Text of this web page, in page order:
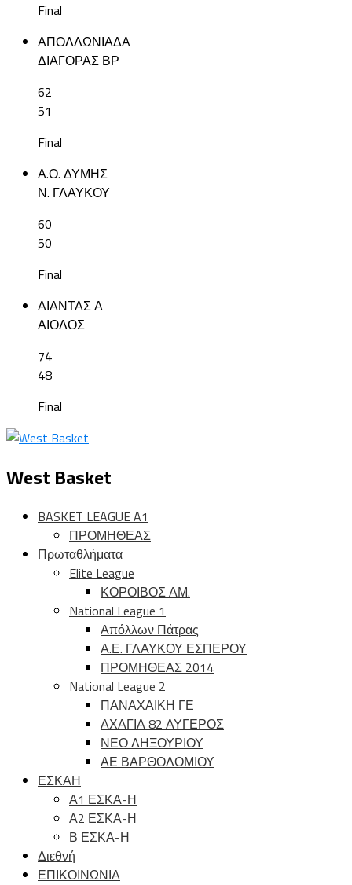
Final
ΑΠΟΛΛΩΝΙΑΔΑ
ΔΙΑΓΟΡΑΣ ΒΡ
62
51
Final
Α.Ο. ΔΥΜΗΣ
Ν. ΓΛΑΥΚΟΥ
60
50
Final
ΑΙΑΝΤΑΣ Α
ΑΙΟΛΟΣ
74
48
Final
West Basket
BASKET LEAGUE A1
ΠΡΟΜΗΘΕΑΣ
Πρωταθλήματα
Elite League
ΚΟΡΟΙΒΟΣ ΑΜ.
National League 1
Απόλλων Πάτρας
Α.Ε. ΓΛΑΥΚΟΥ ΕΣΠΕΡΟΥ
ΠΡΟΜΗΘΕΑΣ 2014
National League 2
ΠΑΝΑΧΑΙΚΗ ΓΕ
ΑΧΑΓΙΑ 82 ΑΥΓΕΡΟΣ
ΝΕΟ ΛΗΞΟΥΡΙΟΥ
ΑΕ ΒΑΡΘΟΛΟΜΙΟΥ
ΕΣΚΑΗ
Α1 ΕΣΚΑ-Η
Α2 ΕΣΚΑ-Η
Β ΕΣΚΑ-Η
Διεθνή
ΕΠΙΚΟΙΝΩΝΙΑ